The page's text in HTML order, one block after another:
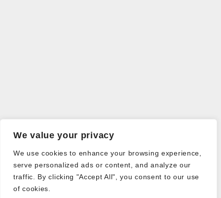
We value your privacy
We use cookies to enhance your browsing experience,
serve personalized ads or content, and analyze our
traffic. By clicking "Accept All", you consent to our use
of cookies.